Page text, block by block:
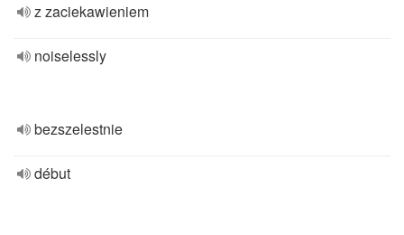
z zaciekawieniem
noiselessly
bezszelestnie
début